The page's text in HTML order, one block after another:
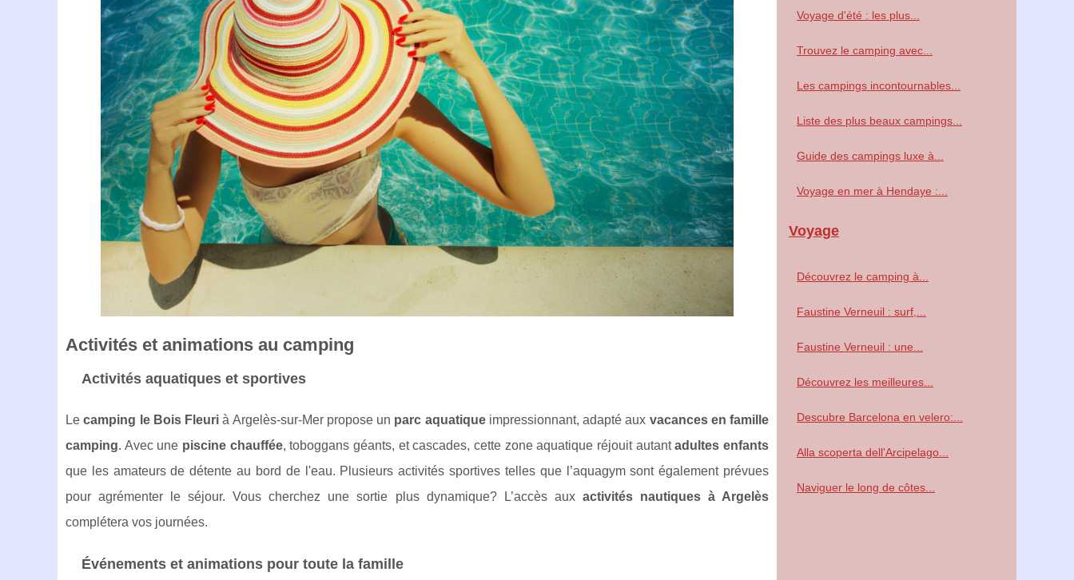
Activités et animations au camping
Activités aquatiques et sportives
Lecamping le Bois Fleuri à Argelès-sur-Mer propose un parc aquatiqueimpressionnant, adapté aux vacances en famille
camping. Avec une piscine chauffée, toboggans géants, et cascades, cette zone aquatique réjouit autantadultes enfants
que les amateurs de détente au bord de l'eau. Plusieurs activités sportives telles que l’aquagym sont également prévues
pour agrémenter le séjour. Vous cherchez une sortie plus dynamique? L’accès aux activités nautiques à Argelès
complétera vos journées.
Événements et animations pour toute la famille
Voyage d'été : les plus...
Trouvez le camping avec...
Les campings incontournables...
Liste des plus beaux campings...
Guide des campings luxe à...
Voyage en mer à Hendaye :...
Voyage
Découvrez le camping à...
Faustine Verneuil : surf,...
Faustine Verneuil : une...
Découvrez les meilleures...
Descubre Barcelona en velero:...
Alla scoperta dell'Arcipelago...
Naviguer le long de côtes...